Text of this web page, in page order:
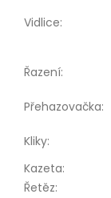
Vidlice:
Řazení:
Přehazovačka:
Kliky:
Kazeta:
Řetěz: